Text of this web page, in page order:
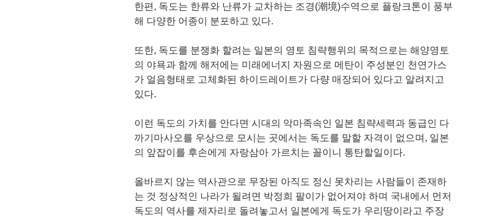
한편, 독도는 한류와 난류가 교차하는 조경(潮境)수역으로 플랑크톤이 풍부
해 다양한 어종이 분포하고 있다.
또한, 독도를 분쟁화 할려는 일본의 영토 침략행위의 목적으로는 해양영토
의 야욕과 함께 해저에는 미래에너지 자원으로 메탄이 주성분인 천연가스
가 얼음형태로 고체화된 하이드레이트가 다량 매장되어 있다고 알려지고
있다.
이런 독도의 가치를 안다면 시대의 악마족속인 일본 침략세력과 동급인 다
까기마사오를 우상으로 모시는 곳에서는 독도를 말할 자격이 없으며, 일본
의 앞잡이를 후손에게 자랑삼아 가르치는 꼴이니 통탄할일이다.
올바르지 않는 역사관으로 무장된 아직도 정신 못차리는 사람들이 존재하
는 것 정상적인 나라가 될려면 박정희 팔이가 없어져야 하며 국내에서 먼저
독도의 역사를 제자리로 돌려놓고서 일본에게 독도가 우리땅이라고 주장